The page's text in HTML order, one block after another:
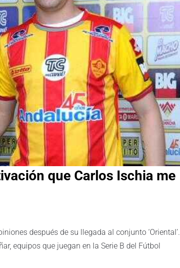
que Carlos Ischia me
después de su llegada al conjunto ‘Oriental’.
equipos que juegan en la Serie B del Fútbol